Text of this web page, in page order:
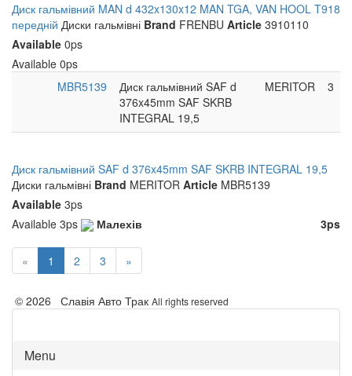
Диск гальмівний MAN d 432x130x12 MAN TGA, VAN HOOL T918
передній Диски гальмівні Brand FRENBU Article 3910110
Available 0ps
Available 0ps
MBR5139
Диск гальмівний SAF d
376x45mm SAF SKRB
INTEGRAL 19,5
MERITOR 3
Диск гальмівний SAF d 376x45mm SAF SKRB INTEGRAL 19,5
Диски гальмівні Brand MERITOR Article MBR5139
Available 3ps
Available 3ps Малехів 3ps
« 1 2 3 »
© 2026 Славія Авто Трак All rights reserved
Menu